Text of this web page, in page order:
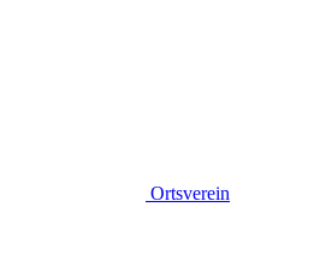
Ortsverein